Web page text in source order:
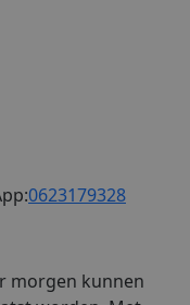
0623179328
morgen kunnen
de kernfunctionaliteiten
en
gebruikt zonder de strikt